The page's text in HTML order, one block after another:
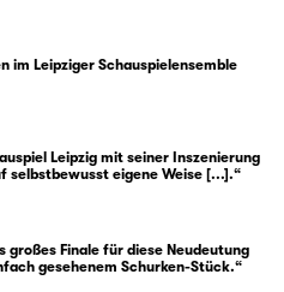
endeten.
„Richard III“ formt vor
gewaltiges Stück
Normen. In der
Brasch ist es ein
im Leipziger Schauspielensemble
Leipzig mit seiner Inszenierung
selbstbewusst eigene Weise [...].“
großes Finale für diese Neudeutung
gesehenem Schurken-Stück.“